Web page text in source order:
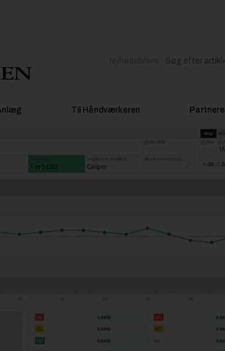
Til Håndværkeren Partnere